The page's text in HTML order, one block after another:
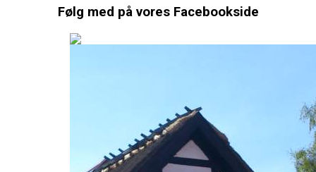
Følg med på vores Facebookside